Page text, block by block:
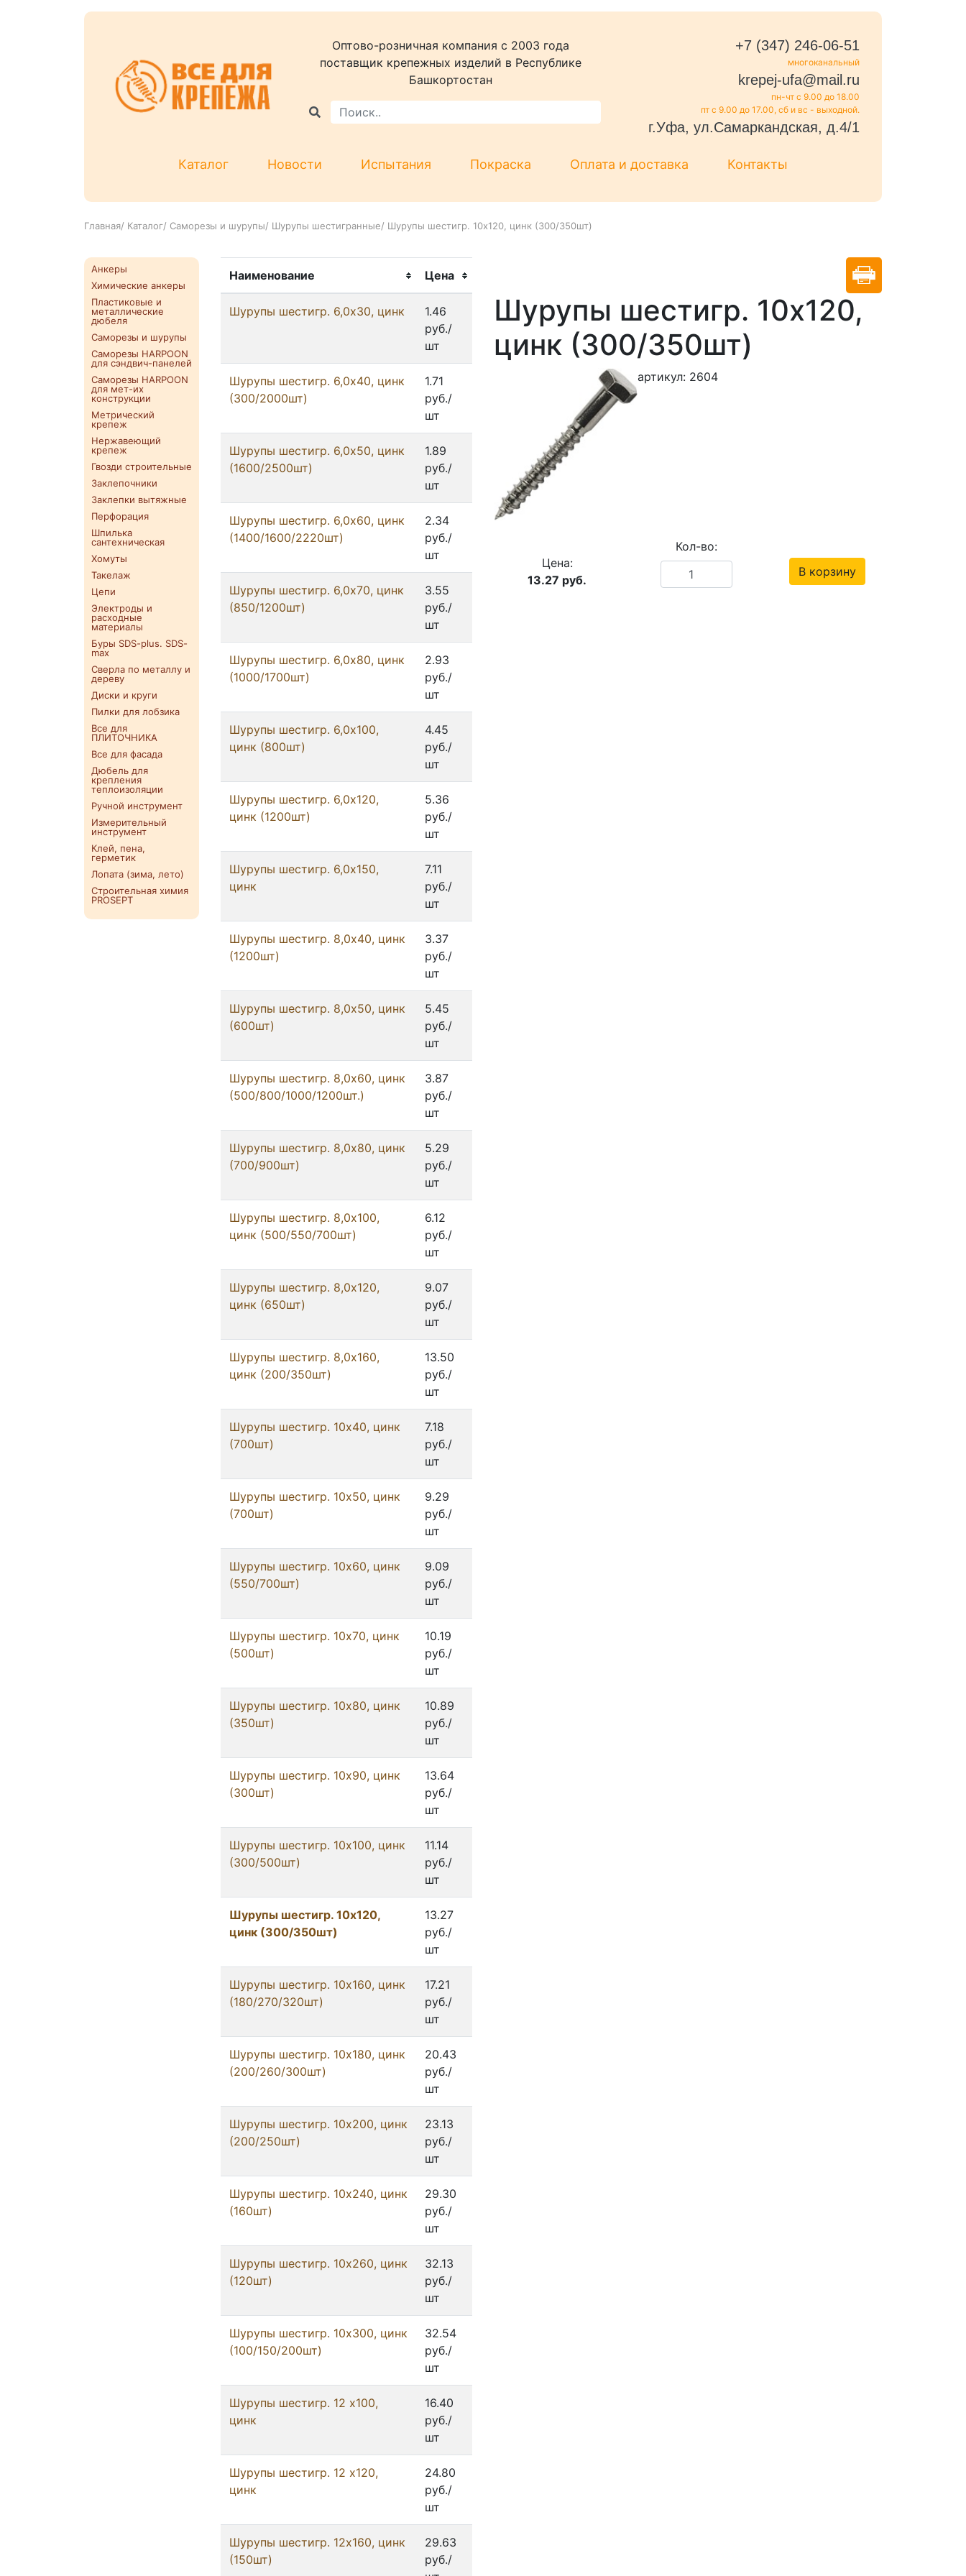
Оптово-розничная компания c 2003 года
поставщик крепежных изделий в Республике
Башкортостан
+7 (347) 246-06-51
многоканальный
krepej-ufa@mail.ru
пн-чт с 9.00 до 18.00
пт с 9.00 до 17.00, сб и вс - выходной.
г.Уфа, ул.Самаркандская, д.4/1
Каталог Новости Испытания Покраска Оплата и доставка Контакты
Главная/ Каталог/ Саморезы и шурупы/ Шурупы шестигранные/ Шурупы шестигр. 10х120, цинк (300/350шт)
Анкеры
Химические анкеры
Пластиковые и
металлические
дюбеля
Саморезы и шурупы
Саморезы HARPOON
для сэндвич-панелей
Саморезы HARPOON
для мет-их
конструкции
Метрический
крепеж
Нержавеющий
крепеж
Гвозди строительные
Заклепочники
Заклепки вытяжные
Перфорация
Шпилька
сантехническая
Хомуты
Такелаж
Цепи
Электроды и
расходные
материалы
Буры SDS-plus. SDS-
max
Сверла по металлу и
дереву
Диски и круги
Пилки для лобзика
Все для
ПЛИТОЧНИКА
Все для фасада
Дюбель для
крепления
теплоизоляции
Ручной инструмент
Измерительный
инструмент
Клей, пена,
герметик
Лопата (зима, лето)
Строительная химия
PROSEPT
Наименование Цена
Шурупы шестигр. 6,0x30, цинк
1.46
руб./
шт
Шурупы шестигр. 6,0x40, цинк
(300/2000шт)
1.71
руб./
шт
Шурупы шестигр. 6,0x50, цинк
(1600/2500шт)
1.89
руб./
шт
Шурупы шестигр. 6,0x60, цинк
(1400/1600/2220шт)
2.34
руб./
шт
Шурупы шестигр. 6,0x70, цинк
(850/1200шт)
3.55
руб./
шт
Шурупы шестигр. 6,0x80, цинк
(1000/1700шт)
2.93
руб./
шт
Шурупы шестигр. 6,0х100,
цинк (800шт)
4.45
руб./
шт
Шурупы шестигр. 6,0х120,
цинк (1200шт)
5.36
руб./
шт
Шурупы шестигр. 6,0х150,
цинк
7.11
руб./
шт
Шурупы шестигр. 8,0x40, цинк
(1200шт)
3.37
руб./
шт
Шурупы шестигр. 8,0x50, цинк
(600шт)
5.45
руб./
шт
Шурупы шестигр. 8,0x60, цинк
(500/800/1000/1200шт.)
3.87
руб./
шт
Шурупы шестигр. 8,0x80, цинк
(700/900шт)
5.29
руб./
шт
Шурупы шестигр. 8,0х100,
цинк (500/550/700шт)
6.12
руб./
шт
Шурупы шестигр. 8,0х120,
цинк (650шт)
9.07
руб./
шт
Шурупы шестигр. 8,0х160,
цинк (200/350шт)
13.50
руб./
шт
Шурупы шестигр. 10x40, цинк
(700шт)
7.18
руб./
шт
Шурупы шестигр. 10x50, цинк
(700шт)
9.29
руб./
шт
Шурупы шестигр. 10x60, цинк
(550/700шт)
9.09
руб./
шт
Шурупы шестигр. 10x70, цинк
(500шт)
10.19
руб./
шт
Шурупы шестигр. 10x80, цинк
(350шт)
10.89
руб./
шт
Шурупы шестигр. 10x90, цинк
(300шт)
13.64
руб./
шт
Шурупы шестигр. 10х100, цинк
(300/500шт)
11.14
руб./
шт
Шурупы шестигр. 10х120,
цинк (300/350шт)
13.27
руб./
шт
Шурупы шестигр. 10х160, цинк
(180/270/320шт)
17.21
руб./
шт
Шурупы шестигр. 10х180, цинк
(200/260/300шт)
20.43
руб./
шт
Шурупы шестигр. 10х200, цинк
(200/250шт)
23.13
руб./
шт
Шурупы шестигр. 10х240, цинк
(160шт)
29.30
руб./
шт
Шурупы шестигр. 10х260, цинк
(120шт)
32.13
руб./
шт
Шурупы шестигр. 10х300, цинк
(100/150/200шт)
32.54
руб./
шт
Шурупы шестигр. 12 х100,
цинк
16.40
руб./
шт
Шурупы шестигр. 12 х120,
цинк
24.80
руб./
шт
Шурупы шестигр. 12x160, цинк
(150шт)
29.63
руб./
Шурупы шестигр. 10х120,
цинк (300/350шт)
артикул: 2604
Цена:
13.27 руб.
Кол-во:
В корзину